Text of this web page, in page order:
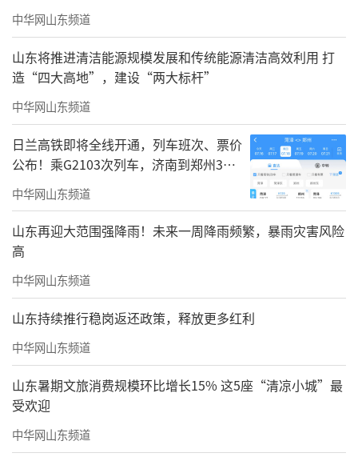
中华网山东频道
山东将推进清洁能源规模发展和传统能源清洁高效利用 打
造“四大高地”，建设“两大标杆”
中华网山东频道
日兰高铁即将全线开通，列车班次、票价
公布！乘G2103次列车，济南到郑州3小
时到达
中华网山东频道
山东再迎大范围强降雨！未来一周降雨频繁，暴雨灾害风险
高
中华网山东频道
山东持续推行稳岗返还政策，释放更多红利
中华网山东频道
山东暑期文旅消费规模环比增长15% 这5座“清凉小城”最
受欢迎
中华网山东频道